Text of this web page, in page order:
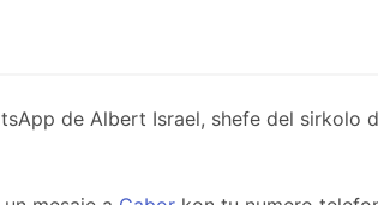
de Albert Israel, shefe del sirkolo